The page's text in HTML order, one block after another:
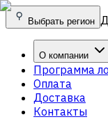
Выбрать регион
О компании
Программа
Оплата
Доставка
Контакты